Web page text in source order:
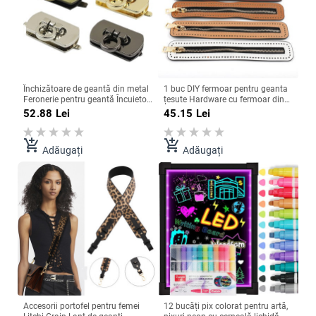
Închizătoare de geantă din metal
Feronerie pentru geantă Încuietori
cu răsucire Cataramă pentru
de umăr Încuietori rotativi
Accesorii pentru saci Comerț cu
ridicata
52.88 Lei
add_shopping_cart Adăugați
1 buc DIY fermoar pentru geanta
țesute Hardware cu fermoar din
piele de înaltă calitate, pentru
îmbrăcăminte, pantofi
45.15 Lei
add_shopping_cart Adăugați
Accesorii portofel pentru femei
12 bucăți pix colorat pentru artă,